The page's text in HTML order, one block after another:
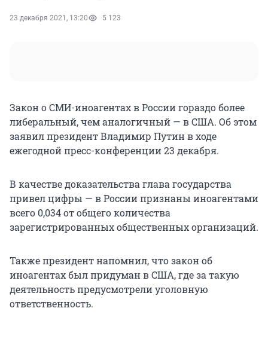
23 декабря 2021, 13:20 5 123
Закон о СМИ-иноагентах в России гораздо более
либеральный, чем аналогичный — в США. Об этом
заявил президент Владимир Путин в ходе
ежегодной пресс-конференции 23 декабря.
В качестве доказательства глава государства
привел цифры — в России признаны иноагентами
всего 0,034 от общего количества
зарегистрированных общественных организаций.
Также президент напомнил, что закон об
иноагентах был придуман в США, где за такую
деятельность предусмотрели уголовную
ответственность.